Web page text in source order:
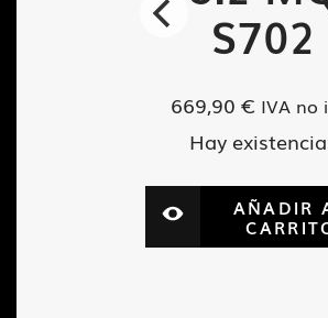
S702
669,90 € IVA no
Hay
AÑADIR